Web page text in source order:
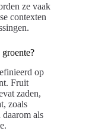
ze vaak
contexten
op
Fruit
zaden,
zoals
als